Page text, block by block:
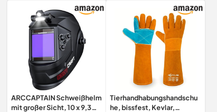
Schutzhandschuhe
ARCCAPTAIN Schweißhelm
mit großer Sicht, 10 x 9,3
Tierhandhabungshandschu
he, bissfest, Kevlar,